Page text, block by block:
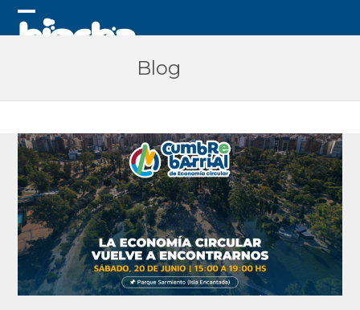
Skip
Open
Close
Blog